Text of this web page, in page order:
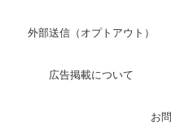
外部送信（オプトアウト）
広告掲載について
お